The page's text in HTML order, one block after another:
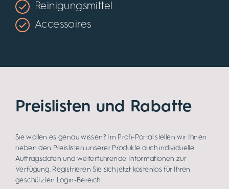
Reinigungsmittel
Accessoires
Preislisten und Rabatte
Sie wollen es genau wissen? Im Profi-Portal stellen wir Ihnen
neben den Preislisten unserer Produkte auch individuelle
Auftragsdaten und weiterführende Informationen zur
Verfügung. Registrieren Sie sich jetzt kostenlos für Ihren
geschützten Login-Bereich.